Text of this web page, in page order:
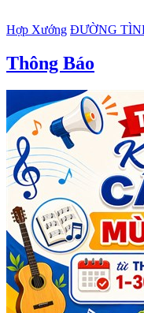
Hợp Xướng ĐƯỜNG
Thông Báo